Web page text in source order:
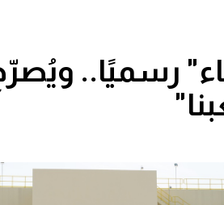
رسميًا.. ويُصرّح: